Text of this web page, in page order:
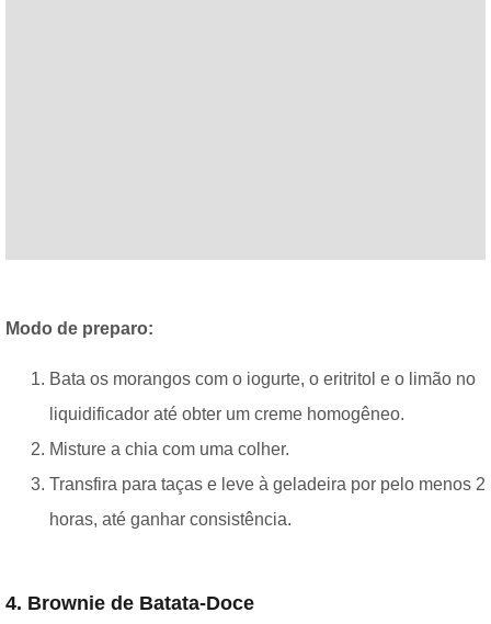
Modo de preparo:
Bata os morangos com o iogurte, o eritritol e o limão no
liquidificador até obter um creme homogêneo.
Misture a chia com uma colher.
Transfira para taças e leve à geladeira por pelo menos 2
horas, até ganhar consistência.
4. Brownie de Batata-Doce